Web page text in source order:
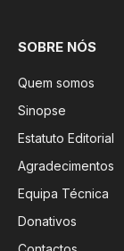
SOBRE NÓS
Quem somos
Sinopse
Estatuto Editorial
Agradecimentos
Equipa Técnica
Donativos